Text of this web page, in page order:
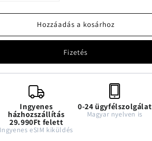
adatforgalmú
30
csökkentése
adatforgalmú
eSIM
30
mennyiségének
növelése
Hozzáadás a kosárhoz
Fizetés
Ingyenes
házhozszállítás
29.990Ft felett
Ingyenes eSIM kiküldés
0-24 ügyfélszolgálat
Magyar nyelven is